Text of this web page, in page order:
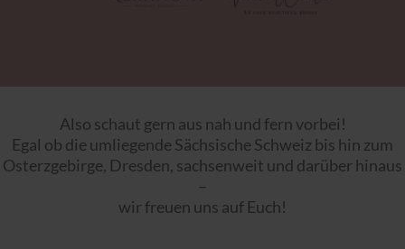
Also schaut gern aus nah und fern vorbei!
Egal ob die umliegende Sächsische Schweiz bis hin zum
Osterzgebirge, Dresden, sachsenweit und darüber hinaus
–
wir freuen uns auf Euch!